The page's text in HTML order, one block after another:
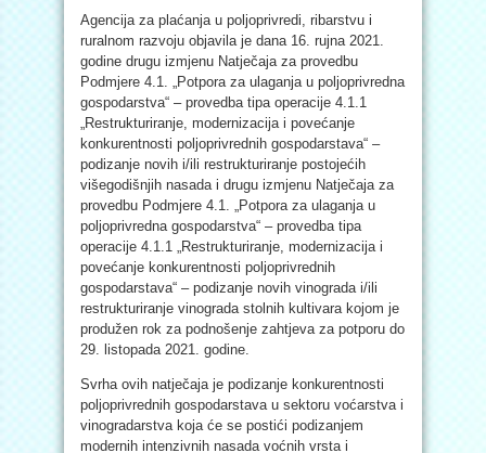
Agencija za plaćanja u poljoprivredi, ribarstvu i
ruralnom razvoju objavila je dana 16. rujna 2021.
godine drugu izmjenu Natječaja za provedbu
Podmjere 4.1. „Potpora za ulaganja u poljoprivredna
gospodarstva“ – provedba tipa operacije 4.1.1
„Restrukturiranje, modernizacija i povećanje
konkurentnosti poljoprivrednih gospodarstava“ –
podizanje novih i/ili restrukturiranje postojećih
višegodišnjih nasada i drugu izmjenu Natječaja za
provedbu Podmjere 4.1. „Potpora za ulaganja u
poljoprivredna gospodarstva“ – provedba tipa
operacije 4.1.1 „Restrukturiranje, modernizacija i
povećanje konkurentnosti poljoprivrednih
gospodarstava“ – podizanje novih vinograda i/ili
restrukturiranje vinograda stolnih kultivara kojom je
produžen rok za podnošenje zahtjeva za potporu do
29. listopada 2021. godine.
Svrha ovih natječaja je podizanje konkurentnosti
poljoprivrednih gospodarstava u sektoru voćarstva i
vinogradarstva koja će se postići podizanjem
modernih intenzivnih nasada voćnih vrsta i